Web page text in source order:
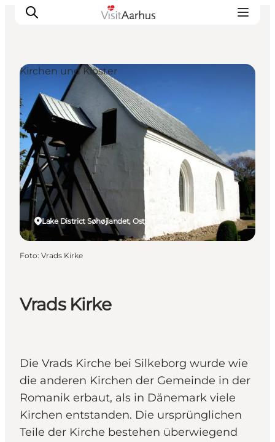
Sehen und erleben
Veranstaltungen
Städte und Regionen
Reiseplanung
Transport
Vrads Kirke
Die Vrads Kirche bei Silkeborg wurde wie
die anderen Kirchen der Gemeinde in der
Romanik erbaut, als in Dänemark viele
Kirchen entstanden. Die ursprünglichen
Teile der Kirche bestehen überwiegend
Lake District Søhøjlandet, Ostjütland
Kirchen und Klöster
Foto: Vrads Kirke